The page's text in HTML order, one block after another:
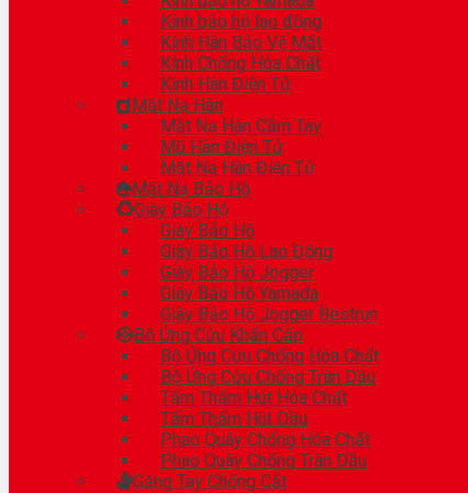
Kính bảo hộ lao động
Kính Hàn Bảo Vệ Mắt
Kính Chống Hóa Chất
Kính Hàn Điện Tử
Mặt Nạ Hàn
Mặt Nạ Hàn Cầm Tay
Mũ Hàn Điện Tử
Mặt Nạ Hàn Điện Tử
Mặt Nạ Bảo Hộ
Giày Bảo Hộ
Giày Bảo Hộ
Giày Bảo Hộ Lao Động
Giày Bảo Hộ Jogger
Giày Bảo Hộ Yamada
Giày Bảo Hộ Jogger Bestrun
Bộ Ứng Cứu Khẩn Cấp
Bộ Ứng Cứu Chống Hóa Chất
Bộ Ứng Cứu Chống Tràn Dầu
Tấm Thấm Hút Hóa Chất
Tấm Thấm Hút Dầu
Phao Quây Chống Hóa Chất
Phao Quây Chống Tràn Dầu
Găng Tay Chống Cắt